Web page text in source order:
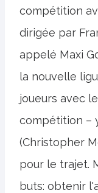
compétition
dirigée par
appelé Maxi
la nouvelle
joueurs avec
compétition –
(Christopher
pour le trajet.
buts: obtenir